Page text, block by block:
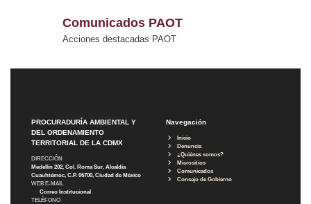
Comunicados PAOT
Acciones destacadas PAOT
PROCURADURÍA AMBIENTAL Y
DEL ORDENAMIENTO
TERRITORIAL DE LA CDMX
DIRECCIÓN
Medellín 202, Col. Roma Sur, Alcaldía
Cuauhtémoc, C.P. 06700, Ciudad de México
WEB E-MAIL
Correo Institucional
TELÉFONO
Navegación
Inicio
Denuncia
¿Quiénes somos?
Micrositios
Comunicados
Consejo de Gobierno